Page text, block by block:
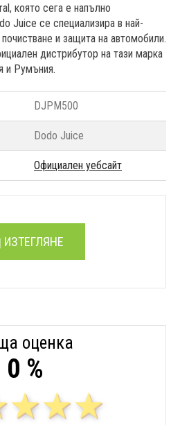
която сега е напълно
Juice се специализира в най-
и защита на автомобили.
дистрибутор на тази марка
и Румъния.
DJPM500
Dodo Juice
Официален уебсайт
ИЗТЕГЛЯНЕ
оценка
0 %